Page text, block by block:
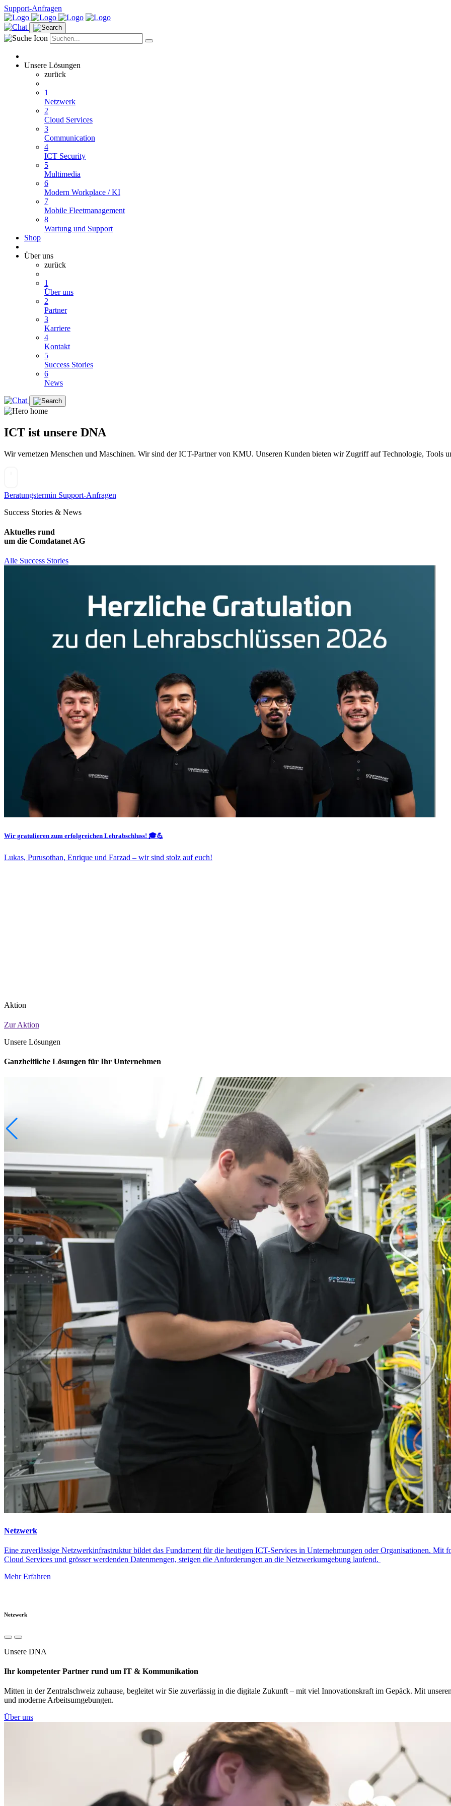
Support-Anfragen
Unsere Lösungen
zurück
1
Netzwerk
2
Cloud Services
3
Communication
4
ICT Security
5
Multimedia
6
Modern Workplace / KI
7
Mobile Fleetmanagement
8
Wartung und Support
Shop
Über uns
zurück
1
Über uns
2
Partner
3
Karriere
4
Kontakt
5
Success Stories
6
News
ICT ist unsere DNA
Wir vernetzen Menschen und Maschinen. Wir sind der ICT-Partner von KMU. Unseren Kunden bieten wir Zugriff auf Technologie, Tools
Beratungstermin Support-Anfragen
Success Stories & News
Aktuelles rund
um die Comdatanet AG
Alle Success Stories
Wir gratulieren zum erfolgreichen Lehrabschluss! 🎓💪
Lukas, Purusothan, Enrique und Farzad – wir sind stolz auf euch!
Aktion
Zur Aktion
Unsere Lösungen
Ganzheitliche Lösungen für Ihr Unternehmen
Netzwerk
Eine zuverlässige Netzwerkinfrastruktur bildet das Fundament für die heutigen ICT-Services in Unternehmungen oder Organisationen.
Cloud Services und grösser werdenden Datenmengen, steigen die Anforderungen an die Netzwerkumgebung laufend.
Mehr Erfahren
Netzwerk
Unsere DNA
Ihr kompetenter Partner rund um IT & Kommunikation
Mitten in der Zentralschweiz zuhause, begleitet wir Sie zuverlässig in die digitale Zukunft – mit viel Innovationskraft im Gepäck. Mit
und moderne Arbeitsumgebungen.
Über uns